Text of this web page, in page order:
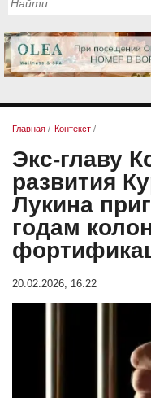
Главная / Контекст /
Экс-главу
развития
Лукина
годам
20.02.2026, 16:22